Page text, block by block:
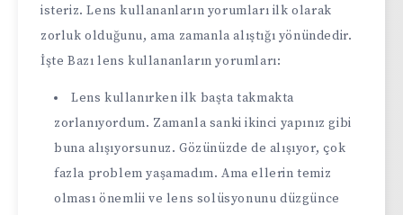
isteriz. Lens kullananların yorumları ilk olarak
zorluk olduğunu, ama zamanla alıştığı yönündedir.
İşte Bazı lens kullananların yorumları:
Lens kullanırken ilk başta takmakta
zorlanıyordum. Zamanla sanki ikinci yapınız gibi
buna alışıyorsunuz. Gözünüzde de alışıyor, çok
fazla problem yaşamadım. Ama ellerin temiz
olması önemlii ve lens solüsyonunu düzgünce